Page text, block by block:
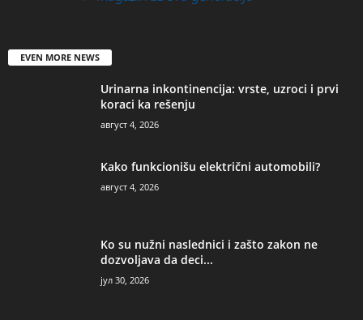
EVEN MORE NEWS
Urinarna inkontinencija: vrste, uzroci i prvi
koraci ka rešenju
август 4, 2026
Kako funkcionišu električni automobili?
август 4, 2026
Ko su nužni naslednici i zašto zakon ne
dozvoljava da deci...
јул 30, 2026